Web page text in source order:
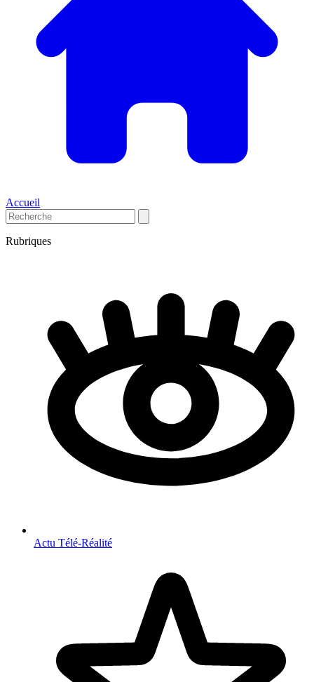
Accueil
Rubriques
Actu Télé-Réalité